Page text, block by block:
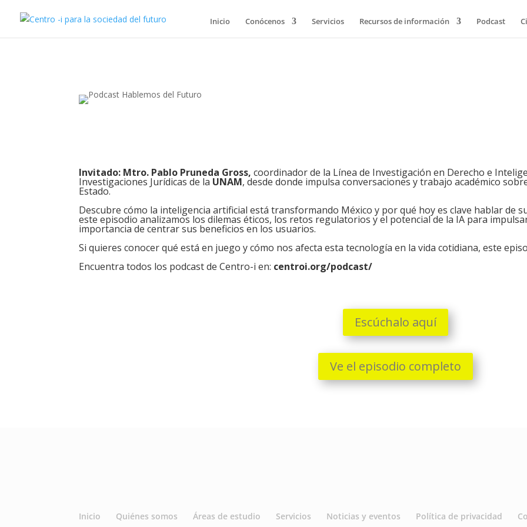
Inicio Conócenos Servicios Recursos de información Podcast
Invitado: Mtro. Pablo Pruneda Gross, coordinador de la Línea de Investigación en Derecho e
Investigaciones Jurídicas de la UNAM, desde donde impulsa conversaciones y trabajo académico
Estado.
Descubre cómo la inteligencia artificial está transformando México y por qué hoy es clave hablar de
este episodio analizamos los dilemas éticos, los retos regulatorios y el potencial de la IA para
importancia de centrar sus beneficios en los usuarios.
Si quieres conocer qué está en juego y cómo nos afecta esta tecnología en la vida cotidiana, este
Encuentra todos los podcast de Centro-i en: centroi.org/podcast/
Escúchalo aquí
Ve el episodio completo
Inicio Quiénes somos Áreas de estudio Servicios Noticias y eventos Política de privacidad